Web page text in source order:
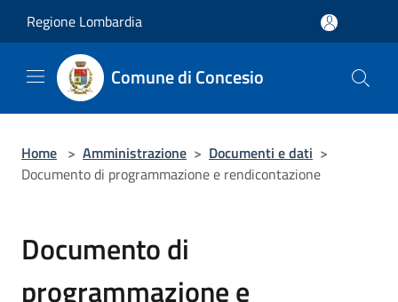
Regione Lombardia
Comune di Concesio
Home > Amministrazione > Documenti e dati >
Documento di programmazione e rendicontazione
Documento di
programmazione e